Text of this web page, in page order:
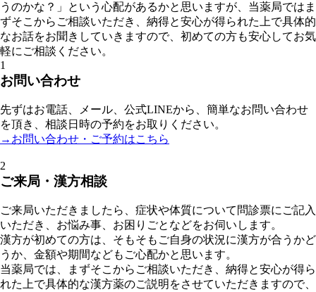
うのかな？」という心配があるかと思いますが、当薬局ではま
ずそこからご相談いただき、納得と安心が得られた上で具体的
なお話をお聞きしていきますので、初めての方も安心してお気
軽にご相談ください。
1
お問い合わせ
先ずはお電話、メール、公式LINEから、簡単なお問い合わせ
を頂き、相談日時の予約をお取りください。
→お問い合わせ・ご予約はこちら
2
ご来局・漢方相談
ご来局いただきましたら、症状や体質について問診票にご記入
いただき、お悩み事、お困りごとなどをお伺いします。
漢方が初めての方は、そもそもご自身の状況に漢方が合うかど
うか、金額や期間などもご心配かと思います。
当薬局では、まずそこからご相談いただき、納得と安心が得ら
れた上で具体的な漢方薬のご説明をさせていただきますので、